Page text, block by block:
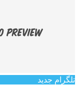
تلگرام جدید